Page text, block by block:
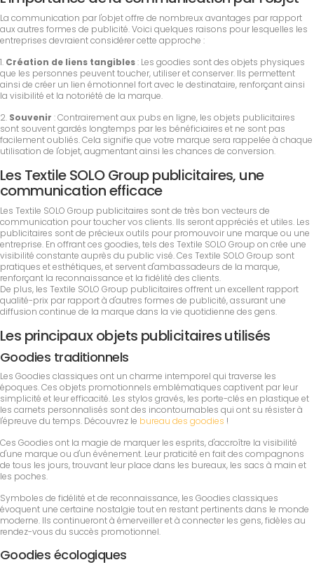
La communication par l'objet offre de nombreux avantages par rapport
aux autres formes de publicité. Voici quelques raisons pour lesquelles les
entreprises devraient considérer cette approche :
1. Création de liens tangibles: Les goodies sont des objets physiques
que les personnes peuvent toucher, utiliser et conserver. Ils permettent
ainsi de créer un lien émotionnel fort avec le destinataire, renforçant ainsi
la visibilité et la notoriété de la marque.
2. Souvenir : Contrairement aux pubs en ligne, les objets publicitaires
sont souvent gardés longtemps par les bénéficiaires et ne sont pas
facilement oubliés. Cela signifie que votre marque sera rappelée à chaque
utilisation de l'objet, augmentant ainsi les chances de conversion.
Les Textile SOLO Group publicitaires, une
communication efficace
Les Textile SOLO Group publicitaires sont de très bon vecteurs de
communication pour toucher vos clients. Ils seront appréciés et utiles. Les
publicitaires sont de précieux outils pour promouvoir une marque ou une
entreprise. En offrant ces goodies, tels des Textile SOLO Group on crée une
visibilité constante auprès du public visé. Ces Textile SOLO Group sont
pratiques et esthétiques, et servent d'ambassadeurs de la marque,
renforçant la reconnaissance et la fidélité des clients.
De plus, les Textile SOLO Group publicitaires offrent un excellent rapport
qualité-prix par rapport à d'autres formes de publicité, assurant une
diffusion continue de la marque dans la vie quotidienne des gens.
Les principaux objets publicitaires utilisés
Goodies traditionnels
Les Goodies classiques ont un charme intemporel qui traverse les
époques. Ces objets promotionnels emblématiques captivent par leur
simplicité et leur efficacité. Les stylos gravés, les porte-clés en plastique et
les carnets personnalisés sont des incontournables qui ont su résister à
l'épreuve du temps. Découvrez le bureau des goodies !
Ces Goodies ont la magie de marquer les esprits, d'accroître la visibilité
d'une marque ou d'un événement. Leur praticité en fait des compagnons
de tous les jours, trouvant leur place dans les bureaux, les sacs à main et
les poches.
Symboles de fidélité et de reconnaissance, les Goodies classiques
évoquent une certaine nostalgie tout en restant pertinents dans le monde
moderne. Ils continueront à émerveiller et à connecter les gens, fidèles au
rendez-vous du succès promotionnel.
Goodies écologiques